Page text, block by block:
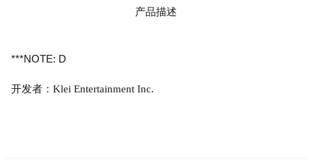
产品描述
***NOTE: D
开发者：Klei Entertainment Inc.